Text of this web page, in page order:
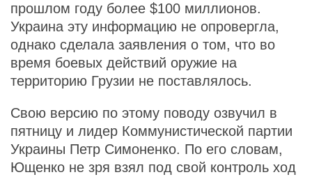
прошлом году более $100 миллионов.
Украина эту информацию не опровергла,
однако сделала заявления о том, что во
время боевых действий оружие на
территорию Грузии не поставлялось.
Свою версию по этому поводу озвучил в
пятницу и лидер Коммунистической партии
Украины Петр Симоненко. По его словам,
Ющенко не зря взял под свой контроль ход